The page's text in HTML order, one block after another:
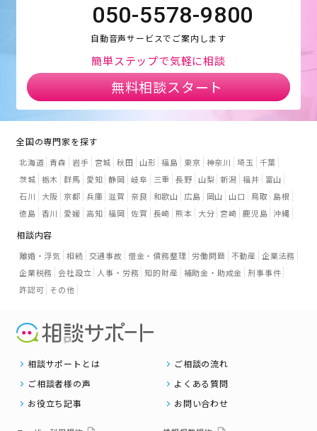
050-5578-9800
自動音声サービスでご案内します
簡単ステップで気軽に相談
無料相談スタート
全国の専門家を探す
北海道 青森 岩手 宮城 秋田 山形 福島 東京 神奈川 埼玉
千葉
茨城 栃木 群馬 愛知 静岡 岐阜 三重 長野 山梨 新潟 福井
富山
石川
大阪 京都 兵庫 滋賀 奈良 和歌山 広島 岡山 山口 鳥取
島根
徳島 香川 愛媛 高知 福岡 佐賀 長崎 熊本 大分 宮崎 鹿児島 沖縄
相談内容
離婚・浮気 相続 交通事故 借金・債務整理 労働問題 不動産 企業法務
企業税務 会社設立 人事・労務 知的財産 補助金・助成金 刑事事件
許認可 その他
相談サポートとは
ご相談の流れ
ご相談者様の声
よくある質問
お役立ち記事
お問い合わせ